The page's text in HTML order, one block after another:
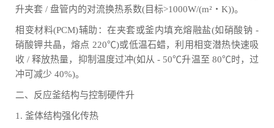
升夹套 / 盘管内的对流换热系数(目标>1000W/(m²・K))。
相变材料(PCM)辅助：在夹套或釜内填充熔融盐(如硝酸钠 -
硝酸钾共晶，熔点 220℃)或低温石蜡，利用相变潜热快速吸
收 / 释放热量，抑制温度过冲(如从 - 50℃升温至 80℃时，过
冲可减少 40%)。
二、反应釜结构与控制硬件升
1. 釜体结构强化传热